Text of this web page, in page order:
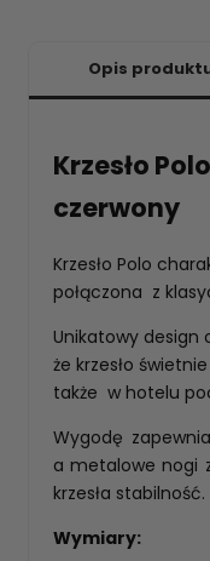
Opis
Krzesło
czerwony
Krzesło Polo
połączona z
Unikatowy design
że krzesło
także w hotelu
Wygodę
a metalowe nogi
krzesła stabilność.
Wymiary: